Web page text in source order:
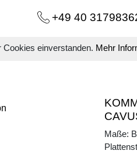
einverstanden. Mehr
+49 40
Maße: